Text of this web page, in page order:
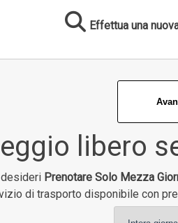
Effettua una
libero
desideri Prenotare Solo Mezza
di trasporto disponibile con